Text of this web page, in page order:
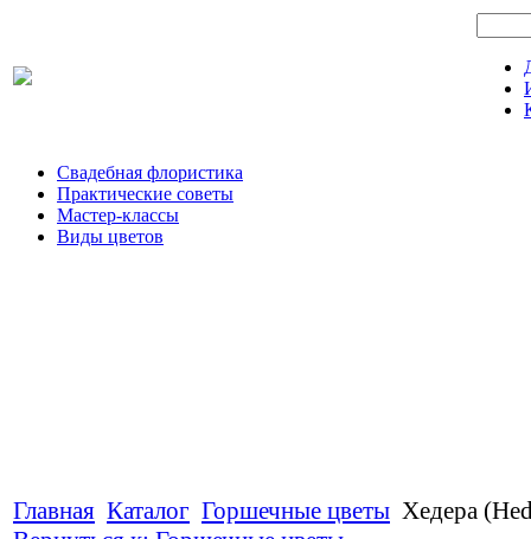
Свадебная флористика
Практические советы
Мастер-классы
Виды цветов
Главная Каталог Горшечные цветы Хедера